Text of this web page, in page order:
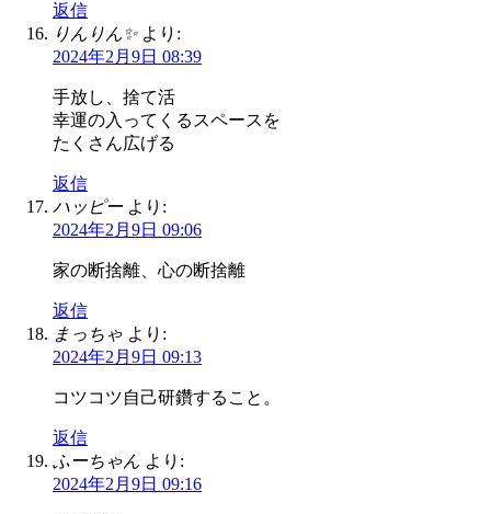
返信
りんりん✨ より:
2024年2月9日 08:39
手放し、捨て活
幸運の入ってくるスペースを
たくさん広げる
返信
ハッピー より:
2024年2月9日 09:06
家の断捨離、心の断捨離
返信
まっちゃ より:
2024年2月9日 09:13
コツコツ自己研鑽すること。
返信
ふーちゃん より:
2024年2月9日 09:16